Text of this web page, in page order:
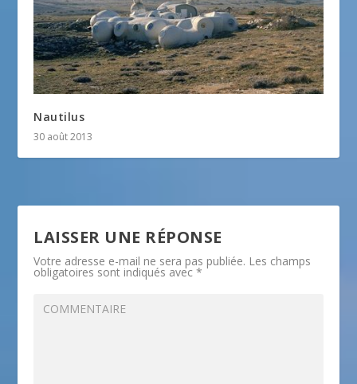
Nautilus
30 août 2013
LAISSER UNE RÉPONSE
Votre adresse e-mail ne sera pas publiée. Les champs
obligatoires sont indiqués avec*